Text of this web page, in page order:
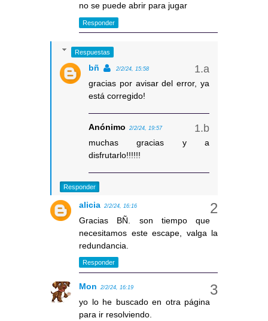
no se puede abrir para jugar
Responder
Respuestas
bñ 2/2/24, 15:58
gracias por avisar del error, ya
está corregido!
Anónimo 2/2/24, 19:57
muchas gracias y a
disfrutarlo!!!!!!
Responder
alicia 2/2/24, 16:16
Gracias BÑ. son tiempo que
necesitamos este escape, valga la
redundancia.
Responder
Mon 2/2/24, 16:19
yo lo he buscado en otra página
para ir resolviendo.